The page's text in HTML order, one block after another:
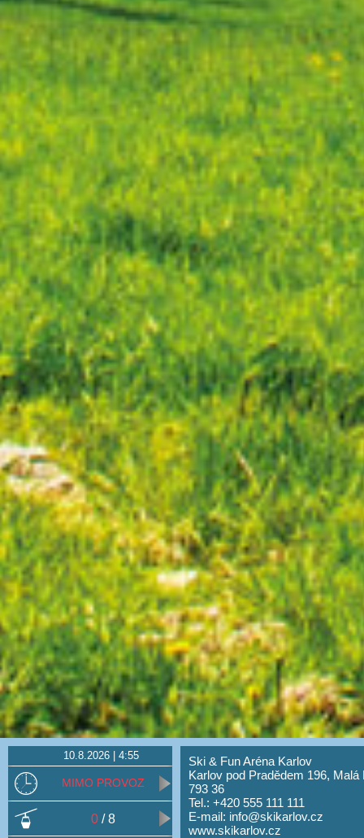
Ski & Fun Aréna Karlov
Karlov pod Pradědem 196, Malá
793 36
Tel.: +420 555 111 111
E-mail: info@skikarlov.cz
www.skikarlov.cz
10.8.2026 | 4:55
MIMO PROVOZ
0 / 8